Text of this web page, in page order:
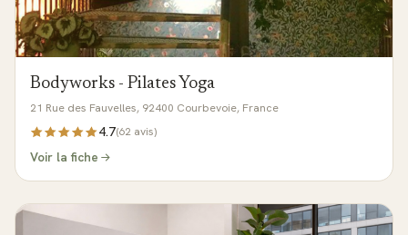
Bodyworks - Pilates Yoga
21 Rue des Fauvelles, 92400 Courbevoie, France
4.7(62 avis)
Voir la fiche